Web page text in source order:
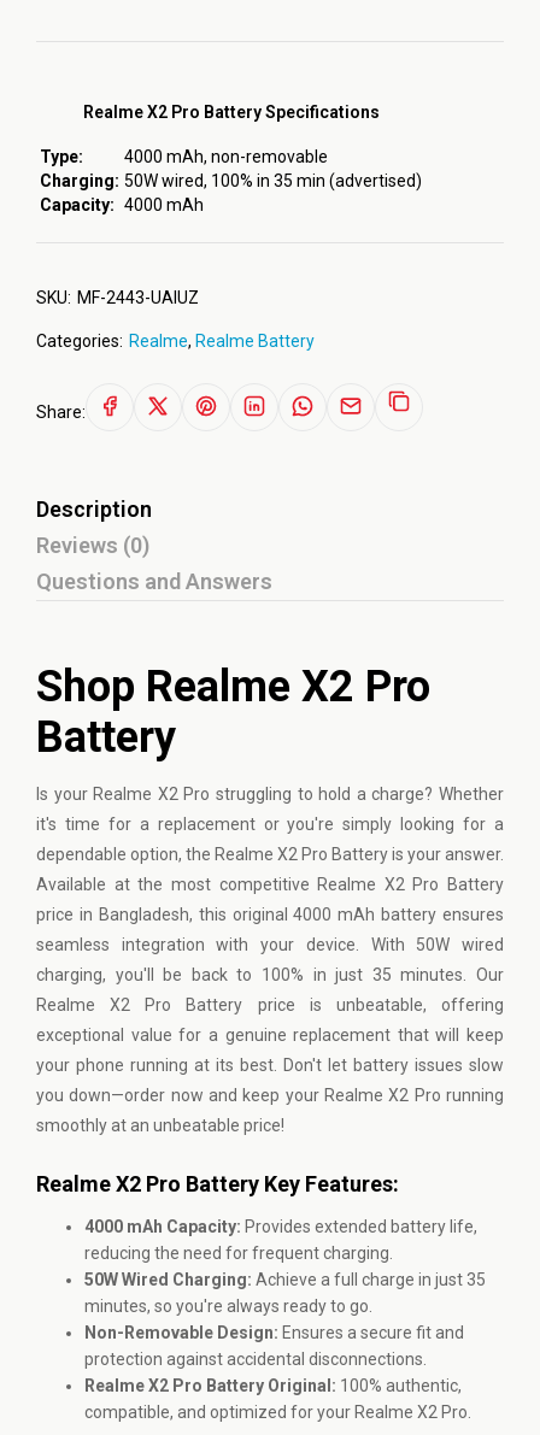
Realme X2 Pro Battery Specifications
Type:
4000 mAh, non-removable
Charging: 50W wired, 100% in 35 min (advertised)
Capacity: 4000 mAh
SKU: MF-2443-UAIUZ
Categories: Realme, Realme Battery
Share:
Description
Reviews (0)
Questions and Answers
Shop Realme X2 Pro
Battery
Is your Realme X2 Pro struggling to hold a charge? Whether
it's time for a replacement or you're simply looking for a
dependable option, the Realme X2 Pro Battery is your answer.
Available at the most competitive Realme X2 Pro Battery
price in Bangladesh, this original 4000 mAh battery ensures
seamless integration with your device. With 50W wired
charging, you'll be back to 100% in just 35 minutes. Our
Realme X2 Pro Battery price is unbeatable, offering
exceptional value for a genuine replacement that will keep
your phone running at its best. Don't let battery issues slow
you down—order now and keep your Realme X2 Pro running
smoothly at an unbeatable price!
Realme X2 Pro Battery Key Features:
4000 mAh Capacity: Provides extended battery life,
reducing the need for frequent charging.
50W Wired Charging: Achieve a full charge in just 35
minutes, so you're always ready to go.
Non-Removable Design: Ensures a secure fit and
protection against accidental disconnections.
Realme X2 Pro Battery Original: 100% authentic,
compatible, and optimized for your Realme X2 Pro.